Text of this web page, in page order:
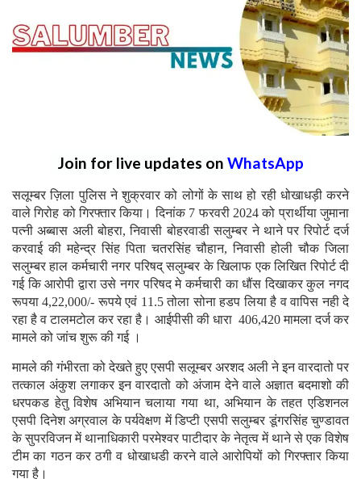
Join for live updates on WhatsApp
सलूम्बर ज़िला पुलिस ने शुक्रवार को लोगों के साथ हो रही धोखाधड़ी करने
वाले गिरोह को गिरफ्तार किया। दिनांक 7 फरवरी 2024 को प्रार्थीया जुमाना
पत्नी अब्बास अली बोहरा, निवासी बोहरवाडी सलुम्बर ने थाने पर रिपोर्ट दर्ज
करवाई की महेन्द्र सिंह पिता चतरसिंह चौहान, निवासी होली चौक जिला
सलुम्बर हाल कर्मचारी नगर परिषद् सलुम्बर के खिलाफ एक लिखित रिपोर्ट दी
गई कि आरोपी द्वारा उसे नगर परिषद मे कर्मचारी का धौंस दिखाकर कुल नगद
रूपया 4,22,000/- रूपये एवं 11.5 तोला सोना हडप लिया है व वापिस नही दे
रहा है व टालमटोल कर रहा है। आईपीसी की धारा 406,420 मामला दर्ज कर
मामले को जांच शुरू की गई ।
मामले की गंभीरता को देखते हुए एसपी सलूम्बर अरशद अली ने इन वारदातो पर
तत्काल अंकुश लगाकर इन वारदातो को अंजाम देने वाले अज्ञात बदमाशो की
धरपकड हेतु विशेष अभियान चलाया गया था, अभियान के तहत एडिशनल
एसपी दिनेश अग्रवाल के पर्यवेक्षण में डिप्टी एसपी सलुम्बर डूंगरसिंह चुण्डावत
के सुपरविजन में थानाधिकारी परमेश्वर पाटीदार के नेतृत्व में थाने से एक विशेष
टीम का गठन कर ठगी व धोखाधडी करने वाले आरोपियों को गिरफ्तार किया
गया है।